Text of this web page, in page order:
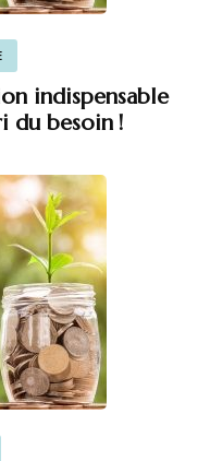
indispensable
du besoin !